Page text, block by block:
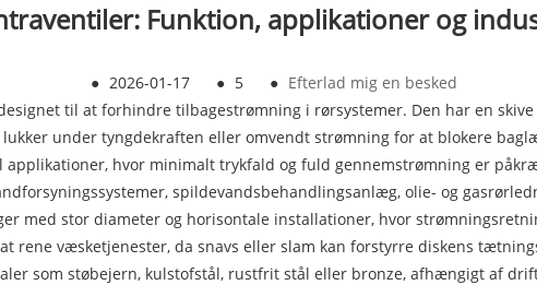
Funktion, applikationer og
● 2026-01-17 ● 5 ● Efterlad mig en besked
til at forhindre tilbagestrømning i rørsystemer. Den har en
under tyngdekraften eller omvendt strømning for at blokere
hvor minimalt trykfald og fuld gennemstrømning er
spildevandsbehandlingsanlæg, olie- og
med stor diameter og horisontale installationer, hvor
rene væsketjenester, da snavs eller slam kan forstyrre diskens
som støbejern, kulstofstål, rustfrit stål eller bronze, afhængigt af